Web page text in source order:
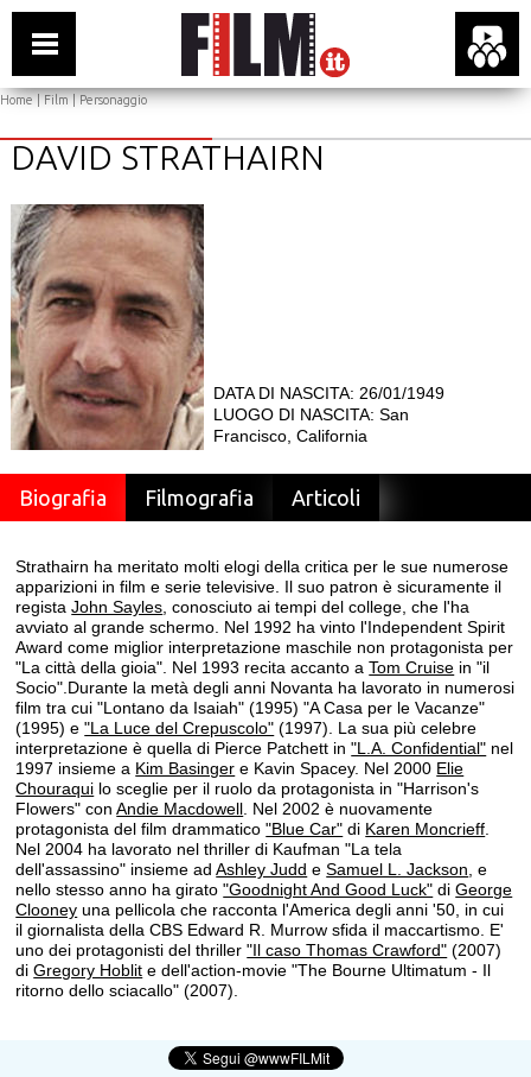
Home|Film| Personaggio
DAVID STRATHAIRN
DATA DI NASCITA: 26/01/1949
LUOGO DI NASCITA: San
Francisco, California
Biografia Filmografia Articoli
Strathairn ha meritato molti elogi della critica per le sue numerose
apparizioni in film e serie televisive. Il suo patron è sicuramente il
registaJohn Sayles , conosciuto ai tempi del college, che l'ha
avviato al grande schermo. Nel 1992 ha vinto l'Independent Spirit
Award come miglior interpretazione maschile non protagonista per
"La città della gioia". Nel 1993 recita accanto aTom Cruise in "il
Socio".Durante la metà degli anni Novanta ha lavorato in numerosi
film tra cui "Lontano da Isaiah" (1995) "A Casa per le Vacanze"
(1995) e"La Luce del Crepuscolo" (1997). La sua più celebre
interpretazione è quella di Pierce Patchett in"L.A. Confidential" nel
1997 insieme a Kim Basinger e Kavin Spacey. Nel 2000 Elie
Chouraqui lo sceglie per il ruolo da protagonista in "Harrison's
Flowers" conAndie Macdowell . Nel 2002 è nuovamente
protagonista del film drammatico"Blue Car" di Karen Moncrieff
Nel 2004 ha lavorato nel thriller di Kaufman "La tela
dell'assassino" insieme adAshley Judd eSamuel L. Jackson , e
nello stesso anno ha girato"Goodnight And Good Luck" diGeorge
Clooney una pellicola che racconta l'America degli anni '50, in cui
il giornalista della CBS Edward R. Murrow sfida il maccartismo. E'
uno dei protagonisti del thriller"Il caso Thomas Crawford" (2007)
diGregory Hoblit e dell'action-movie "The Bourne Ultimatum - Il
ritorno dello sciacallo" (2007).